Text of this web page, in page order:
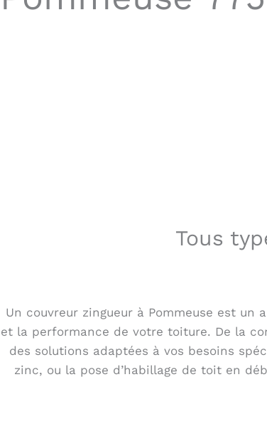
Tous
Un couvreur zingueur à Pommeuse est
et la performance de votre toiture. De la
des solutions adaptées à vos besoins
zinc, ou la pose d’habillage de toit en